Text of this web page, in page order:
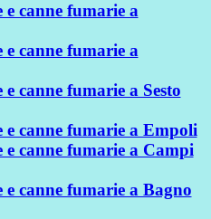
e canne fumarie a
e canne fumarie a
canne fumarie a Sesto
e canne fumarie a Empoli
e canne fumarie a Campi
e canne fumarie a Bagno